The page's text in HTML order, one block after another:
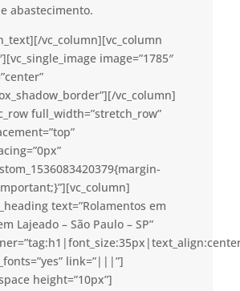
abastecimento.
vc_column][vc_column
image=”1785″
vc_column]
full_width=”stretch_row”
text=”Rolamentos em
Lajeado – São Paulo – SP”
link=”|||”]
height=”10px”]